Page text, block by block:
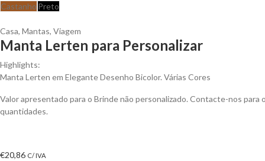
Castanho Preto
Casa, Mantas, Viagem
Manta Lerten para Personalizar
Highlights:
Manta Lerten em Elegante Desenho Bicolor. Várias Cores
Valor apresentado para o Brinde não personalizado. Contacte-nos
quantidades.
€20,86 C/ IVA